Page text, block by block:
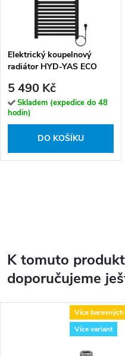
Elektrický koupelnový
radiátor HYD-YAS ECO
5 490 Kč
Skladem (expedice do 48
hodin)
DO KOŠÍKU
K tomuto
doporučujeme
Více
Více variant